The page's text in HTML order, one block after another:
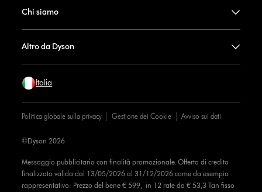
Chi siamo
Altro da Dyson
Italia
Politica globale sulla privacy Gestione dei Cookie Avviso sui dati
Messaggio pubblicitario con finalità promozionale. Offerta di credito
finalizzato valida dal 13/05/2026 al 31/12/2026 come da esempio
rappresentativo: Prezzo del bene € 599, in 12 rate da € 53,3 Tan fisso
©Dyson 2026